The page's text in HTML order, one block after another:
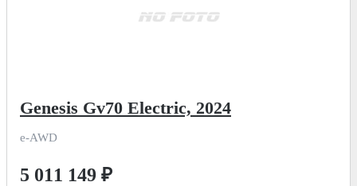
Genesis Gv70 Electric, 2024
e-AWD
5 011 149 ₽